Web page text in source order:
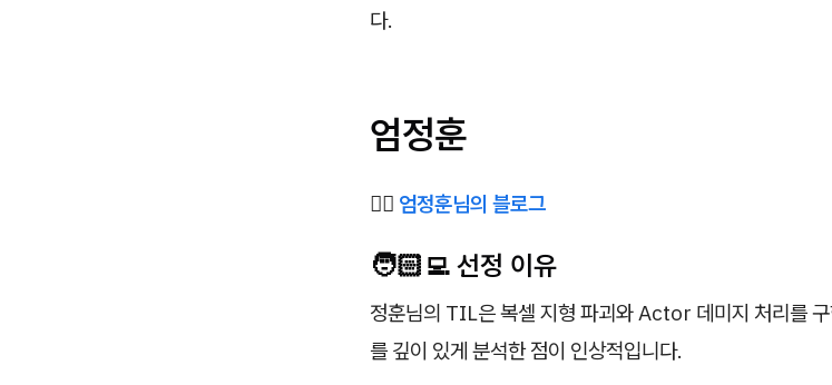
다.
엄정훈
✍🏻 엄정훈님의 블로그
🧑🏻‍💻 선정 이유
정훈님의 TIL은 복셀 지형 파괴와 Actor 데미지 처리를
를 깊이 있게 분석한 점이 인상적입니다.